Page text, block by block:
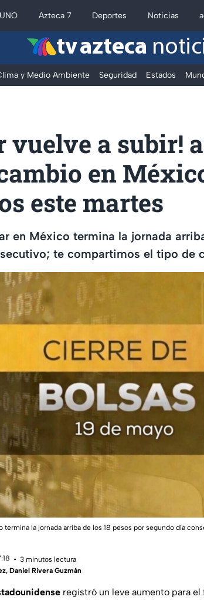
Azteca 7 Deportes Noticias
tv azteca
y Medio Ambiente Seguridad Estados
vuelve a subir!
en
este martes
en México termina la jornada
te compartimos el tipo de
termina la jornada arriba de los 18 pesos por segundo día
3 minutos lectura
, Daniel Rivera Guzmán
registró un leve aumento para